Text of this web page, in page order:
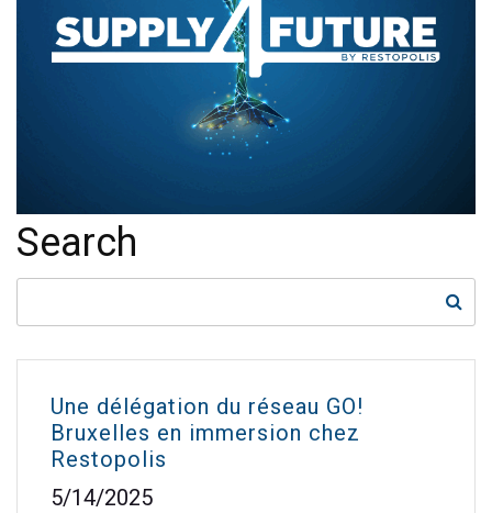
Search
Une délégation du réseau GO!
Bruxelles en immersion chez
Restopolis
5/14/2025